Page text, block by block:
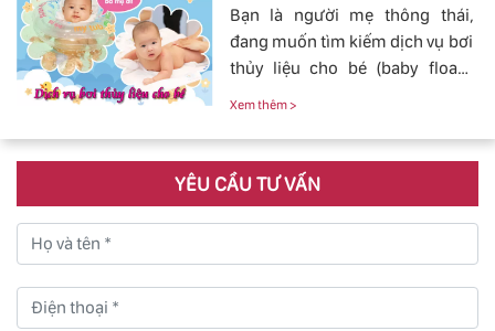
Bạn là người mẹ thông thái,
đang muốn tìm kiếm dịch vụ bơi
thủy liệu cho bé (baby fload)
Xem thêm >
YÊU CẦU TƯ VẤN